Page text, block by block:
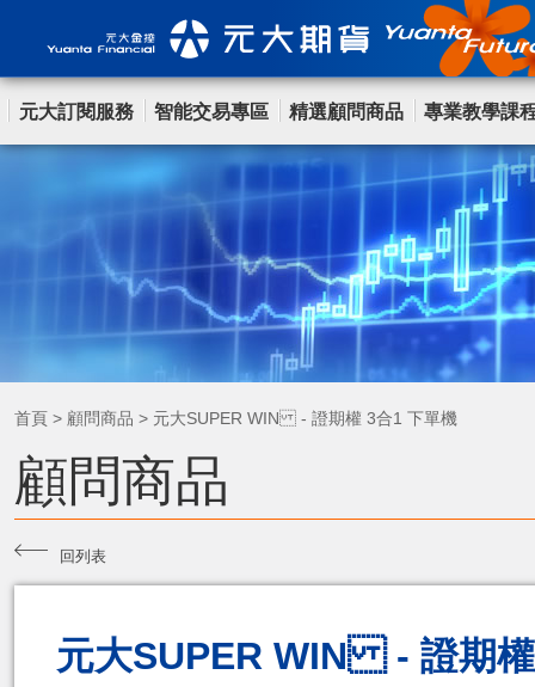
元大訂閱服務 智能交易專區 精選顧問商品 專業教學課
首頁 > 顧問商品 > 元大SUPER WIN - 證期權 3合1 下單機
顧問商品
回列表
元大SUPER WIN - 證期